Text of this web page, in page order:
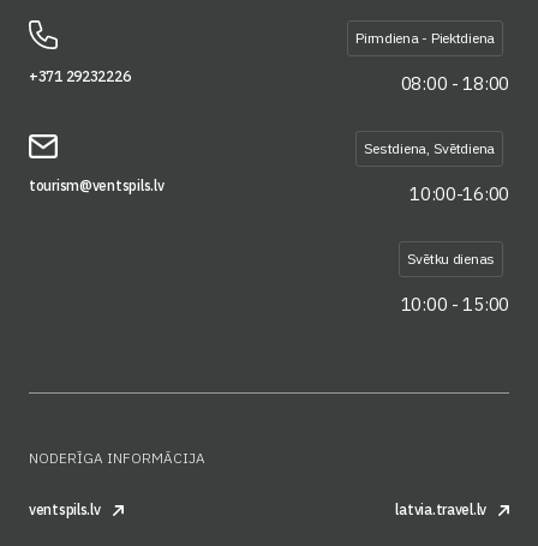
+371 29232226
tourism@ventspils.lv
Pirmdiena - Piektdiena
08:00 - 18:00
Sestdiena, Svētdiena
10:00-16:00
Svētku dienas
10:00 - 15:00
NODERĪGA INFORMĀCIJA
ventspils.lv latvia.travel.lv